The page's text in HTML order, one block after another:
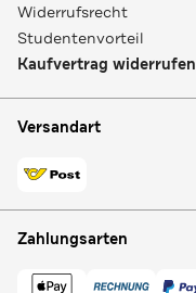
Widerrufsrecht
Studentenvorteil
Kaufvertrag widerrufen
Versandart
Zahlungsarten